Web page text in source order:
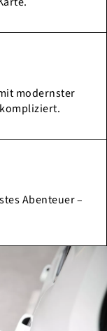
modernster
Abenteuer –